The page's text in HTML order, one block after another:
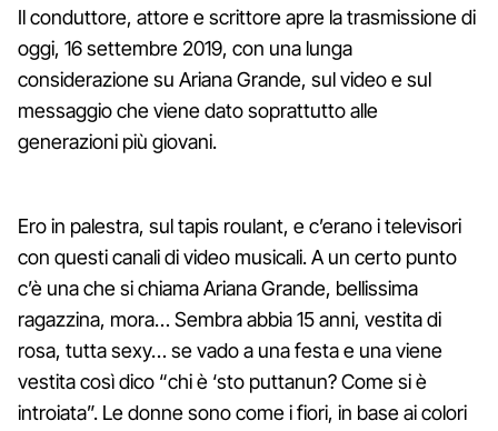
Il conduttore, attore e scrittore apre la trasmissione di
oggi, 16 settembre 2019, con una lunga
considerazione su Ariana Grande, sul video e sul
messaggio che viene dato soprattutto alle
generazioni più giovani.
Ero in palestra, sul tapis roulant, e c’erano i televisori
con questi canali di video musicali. A un certo punto
c’è una che si chiama Ariana Grande, bellissima
ragazzina, mora… Sembra abbia 15 anni, vestita di
rosa, tutta sexy… se vado a una festa e una viene
vestita così dico “chi è ‘sto puttanun? Come si è
introiata”. Le donne sono come i fiori, in base ai colori